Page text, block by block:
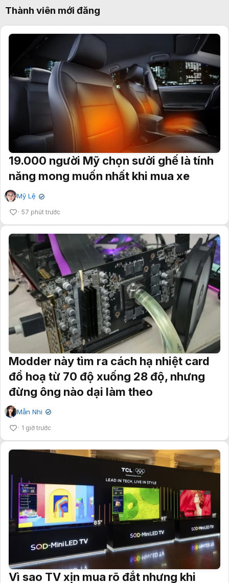
Thành viên mới đăng
19.000 người Mỹ chọn sưởi ghế là tính
năng mong muốn nhất khi mua xe
Mỹ Lệ ✔
57 phút trước
Modder này tìm ra cách hạ nhiệt card
đồ hoạ từ 70 độ xuống 28 độ, nhưng
đừng ông nào dại làm theo
Mẫn Nhi ✔
1 giờ trước
Vì sao TV xịn mua rõ đắt nhưng khi